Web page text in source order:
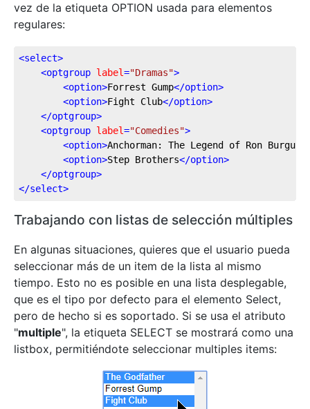
vez de la etiqueta OPTION usada para elementos
regulares:
<select>
<optgroup label="Dramas">
<option>Forrest Gump</option>
<option>Fight Club</option>
</optgroup>
<optgroup label="Comedies">
<option>Anchorman: The Legend of Ron
<option>Step Brothers</option>
</optgroup>
</select>
Trabajando con listas de selección múltiples
En algunas situaciones, quieres que el usuario pueda
seleccionar más de un item de la lista al mismo
tiempo. Esto no es posible en una lista desplegable,
que es el tipo por defecto para el elemento Select,
pero de hecho si es soportado. Si se usa el atributo
"multiple", la etiqueta SELECT se mostrará como una
listbox, permitiéndote seleccionar multiples items: